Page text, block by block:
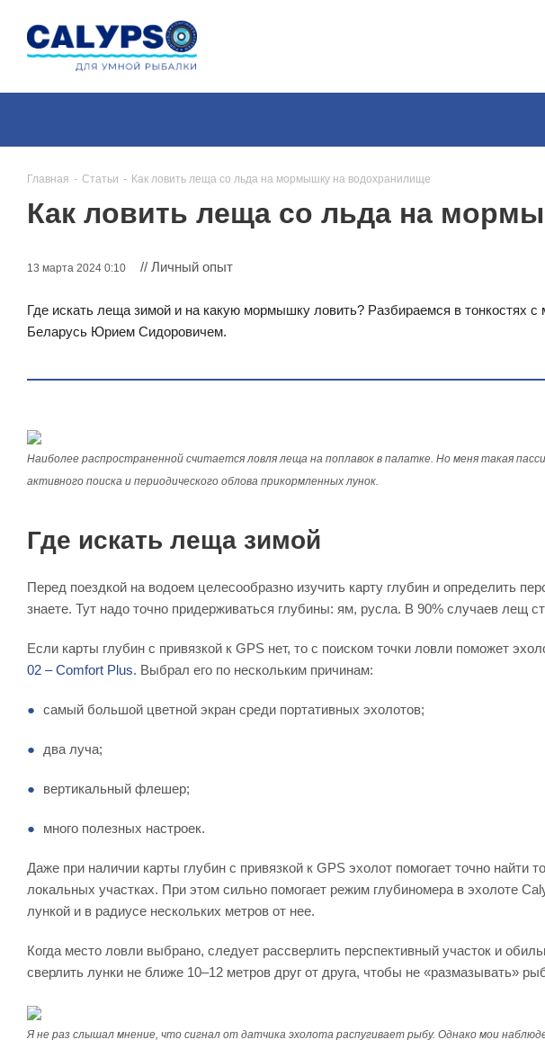
Главная - Статьи - Как ловить леща со льда на мормышку на водохранилище
Как ловить леща со льда на
13 марта 2024 0:10 // Личный опыт
Где искать леща зимой и на какую мормышку ловить? Разбираемся в тонкостях
Беларусь Юрием Сидоровичем.
Наиболее распространенной считается ловля леща на поплавок в палатке. Но меня такая
активного поиска и периодического облова прикормленных лунок.
Где искать леща зимой
Перед поездкой на водоем целесообразно изучить карту глубин и определить
знаете. Тут надо точно придерживаться глубины: ям, русла. В 90% случаев лещ
Если карты глубин с привязкой к GPS нет, то с поиском точки ловли поможет
02 – Comfort Plus. Выбрал его по нескольким причинам:
самый большой цветной экран среди портативных эхолотов;
два луча;
вертикальный флешер;
много полезных настроек.
Даже при наличии карты глубин с привязкой к GPS эхолот помогает точно найти
локальных участках. При этом сильно помогает режим глубиномера в эхолоте
лункой и в радиусе нескольких метров от нее.
Когда место ловли выбрано, следует рассверлить перспективный участок и
сверлить лунки не ближе 10–12 метров друг от друга, чтобы не «размазывать»
Я не раз слышал мнение, что сигнал от датчика эхолота распугивает рыбу. Однако мои